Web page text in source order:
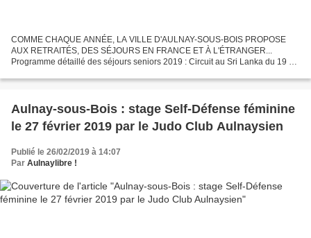
COMME CHAQUE ANNÉE, LA VILLE D'AULNAY-SOUS-BOIS PROPOSE
AUX RETRAITÉS, DES SÉJOURS EN FRANCE ET À L'ÉTRANGER...
Programme détaillé des séjours seniors 2019 : Circuit au Sri Lanka du 19 au
Aulnay-sous-Bois : stage Self-Défense féminine
le 27 février 2019 par le Judo Club Aulnaysien
Publié le 26/02/2019 à 14:07
Par Aulnaylibre !